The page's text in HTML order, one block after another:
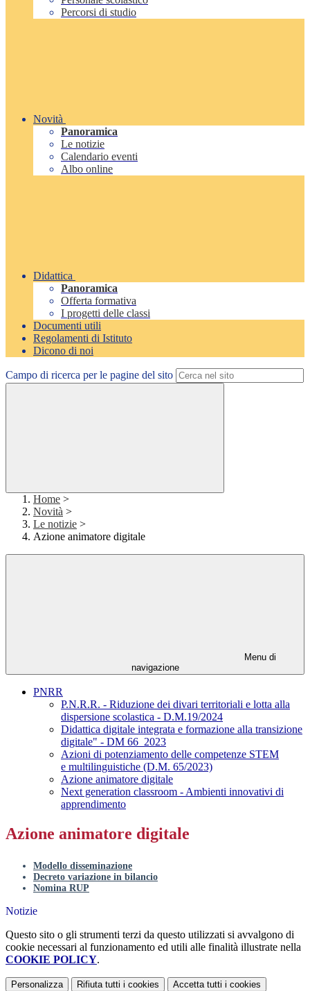
Percorsi di studio
Novità
Panoramica
Le notizie
Calendario eventi
Albo online
Didattica
Panoramica
Offerta formativa
I progetti delle classi
Documenti utili
Regolamenti di Istituto
Dicono di noi
Campo di ricerca per le pagine del sito
Home >
Novità >
Le notizie >
Azione animatore digitale
Menu di
navigazione
PNRR
P.N.R.R. - Riduzione dei divari territoriali e lotta alla
dispersione scolastica - D.M.19/2024
Didattica digitale integrata e formazione alla transizione
digitale" - DM 66_2023
Azioni di potenziamento delle competenze STEM
e multilinguistiche (D.M. 65/2023)
Azione animatore digitale
Next generation classroom - Ambienti innovativi di
apprendimento
Azione animatore digitale
Modello disseminazione
Decreto variazione in bilancio
Nomina RUP
Notizie
Questo sito o gli strumenti terzi da questo utilizzati si avvalgono di
cookie necessari al funzionamento ed utili alle finalità illustrate nella
COOKIE POLICY.
Personalizza Rifiuta tutti i cookies Accetta tutti i cookies